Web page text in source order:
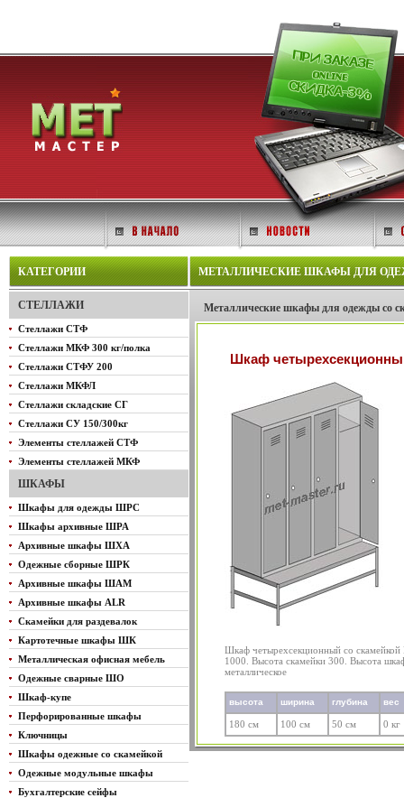
КАТЕГОРИИ
СТЕЛЛАЖИ
Стеллажи СТФ
Стеллажи МКФ 300 кг/полка
Стеллажи СТФУ 200
Стеллажи МКФЛ
Стеллажи складские СГ
Стеллажи СУ 150/300кг
Элементы стеллажей СТФ
Элементы стеллажей МКФ
ШКАФЫ
Шкафы для одежды ШРС
Шкафы архивные ШРА
Архивные шкафы ШХА
Одежные сборные ШРК
Архивные шкафы ШАМ
Архивные шкафы ALR
Скамейки для раздевалок
Картотечные шкафы ШК
Металлическая офисная мебель
Одежные сварные ШО
Шкаф-купе
Перфорированные шкафы
Ключницы
Шкафы одежные со скамейкой
Одежные модульные шкафы
Бухгалтерские сейфы
МЕТАЛЛИЧЕСКИЕ ШКАФЫ ДЛЯ
Металлические шкафы для одежды со
Шкаф
Шкаф четырехсекционный со
1000. Высота скамейки 300. Высота
металлическое
высота ширина глубина вес
180 см 100 см 50 см 0 кг